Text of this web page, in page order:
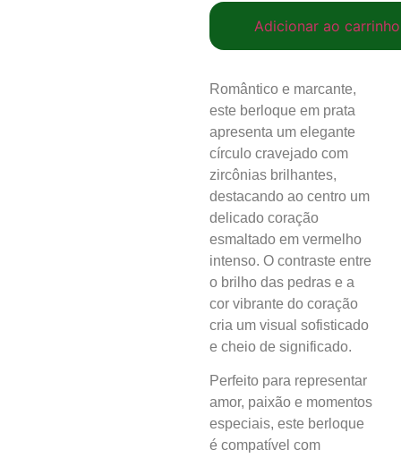
Adicionar ao carrinho
Romântico e marcante,
este berloque em prata
apresenta um elegante
círculo cravejado com
zircônias brilhantes,
destacando ao centro um
delicado coração
esmaltado em vermelho
intenso. O contraste entre
o brilho das pedras e a
cor vibrante do coração
cria um visual sofisticado
e cheio de significado.
Perfeito para representar
amor, paixão e momentos
especiais, este berloque
é compatível com